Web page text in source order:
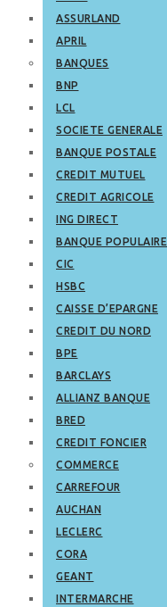
ASSURLAND
APRIL
BANQUES
BNP
LCL
SOCIETE GENERALE
BANQUE POSTALE
CREDIT MUTUEL
CREDIT AGRICOLE
ING DIRECT
BANQUE POPULAIRE
CIC
HSBC
CAISSE D’EPARGNE
CREDIT DU NORD
BPE
BARCLAYS
ALLIANZ BANQUE
BRED
CREDIT FONCIER
COMMERCE
CARREFOUR
AUCHAN
LECLERC
CORA
GEANT
INTERMARCHE